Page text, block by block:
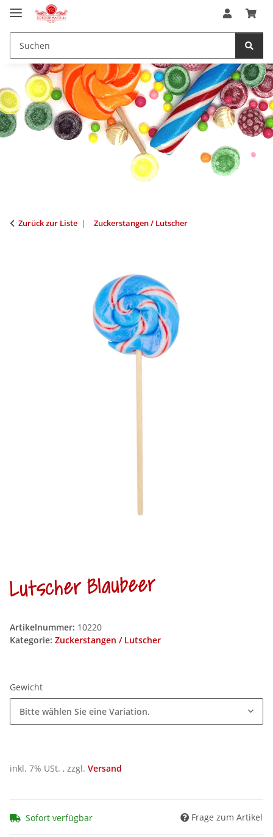
Zurück zur Liste Zuckerstangen / Lutscher
Lutscher Blaubeer
Artikelnummer: 10220
Kategorie: Zuckerstangen / Lutscher
Gewicht
Bitte wählen Sie eine Variation.
inkl. 7% USt. , zzgl. Versand
Sofort verfügbar Frage zum Artikel